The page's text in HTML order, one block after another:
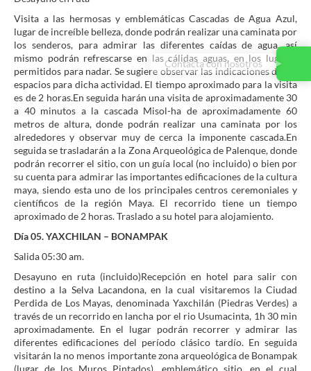
Visita a las hermosas y emblemáticas Cascadas de Agua Azul,
lugar de increíble belleza, donde podrán realizar una caminata por
los senderos, para admirar las diferentes caídas de agua, así
mismo podrán refrescarse en las cálidas aguas, en los lugares
permitidos para nadar. Se sugiere observar las indicaciones de los
espacios para dicha actividad. El tiempo aproximado para la visita
es de 2 horas.En seguida harán una visita de aproximadamente 30
a 40 minutos a la cascada Misol-ha de aproximadamente 60
metros de altura, donde podrán realizar una caminata por los
alrededores y observar muy de cerca la imponente cascada.En
seguida se trasladarán a la Zona Arqueológica de Palenque, donde
podrán recorrer el sitio, con un guía local (no incluido) o bien por
su cuenta para admirar las importantes edificaciones de la cultura
maya, siendo esta uno de los principales centros ceremoniales y
científicos de la región Maya. El recorrido tiene un tiempo
aproximado de 2 horas. Traslado a su hotel para alojamiento.
Día 05. YAXCHILAN – BONAMPAK
Salida 05:30 am.
Desayuno en ruta (incluido)Recepción en hotel para salir con
destino a la Selva Lacandona, en la cual visitaremos la Ciudad
Perdida de Los Mayas, denominada Yaxchilán (Piedras Verdes) a
través de un recorrido en lancha por el rio Usumacinta, 1h 30 min
aproximadamente. En el lugar podrán recorrer y admirar las
diferentes edificaciones del período clásico tardío. En seguida
visitarán la no menos importante zona arqueológica de Bonampak
(lugar de los Muros Pintados), emblemático sitio, en el cual
Contacta con nosotros